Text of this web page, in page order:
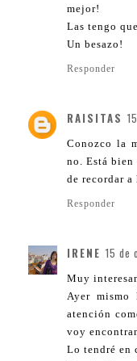
mejor!
Las tengo
Un besazo!
Responder
RAISITAS
Conozco la
no. Está bien
de recordar
Responder
IRENE 15 de
Muy
Ayer
atención
voy
Lo tendré en